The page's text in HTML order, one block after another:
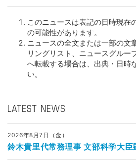
このニュースは表記の日時現在
の可能性があります。
ニュースの全文または一部の文
リングリスト、ニュースグルー
へ転載する場合は、出典・日時
い。
LATEST NEWS
2026年8月7日（金）
鈴木貴里代常務理事 文部科学大臣